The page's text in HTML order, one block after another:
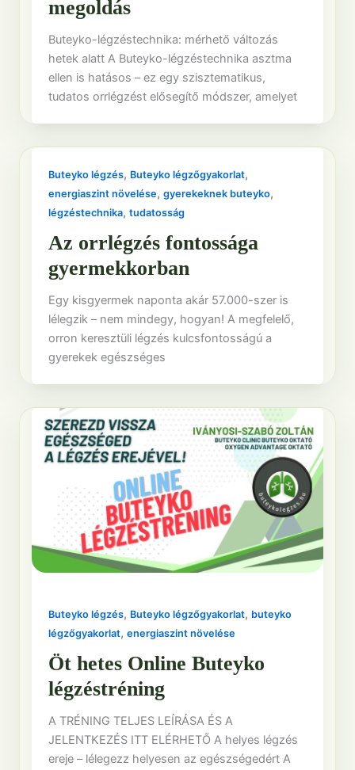
megoldás
Buteyko-légzéstechnika: mérhető változás
hetek alatt A Buteyko-légzéstechnika asztma
ellen is hatásos – ez egy szisztematikus,
tudatos orrlégzést elősegítő módszer, amelyet
Buteyko légzés, Buteyko légzőgyakorlat,
energiaszint növelése,gyerekeknek buteyko,
légzéstechnika,tudatosság
Az orrlégzés fontossága
gyermekkorban
Egy kisgyermek naponta akár 57.000-szer is
lélegzik – nem mindegy, hogyan! A megfelelő,
orron keresztüli légzés kulcsfontosságú a
gyerekek egészséges
Buteyko légzés, Buteyko légzőgyakorlat, buteyko
légzőgyakorlat,energiaszint növelése
Öt hetes Online Buteyko
légzéstréning
A TRÉNING TELJES LEÍRÁSA ÉS A
JELENTKEZÉS ITT ELÉRHETŐ A helyes légzés
ereje – lélegezz helyesen az egészségedért A